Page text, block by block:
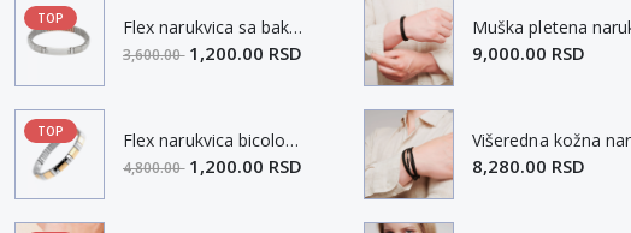
TOP Flex narukvica sa bakarnim elementima M
3,600.00 1,200.00 RSD
TOP Flex narukvica bicolor sa bakarnim elementima XL
4,800.00 1,200.00 RSD
9,000.00 RSD
8,280.00 RSD